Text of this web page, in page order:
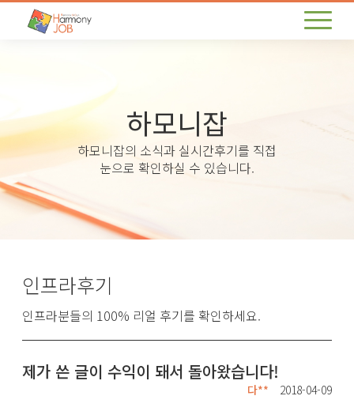
하모니잡
하모니잡의 소식과 실시간후기를 직접
눈으로 확인하실 수 있습니다.
인프라후기
인프라분들의 100% 리얼 후기를 확인하세요.
제가 쓴 글이 수익이 돼서 돌아왔습니다!
다** 2018-04-09